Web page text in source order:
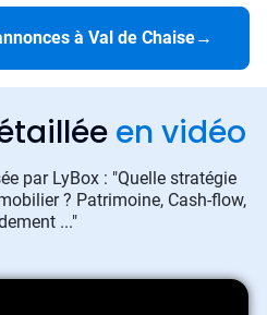
à Val de Chaise→
en vidéo
par LyBox : "Quelle stratégie
? Patrimoine, Cash-flow,
..."